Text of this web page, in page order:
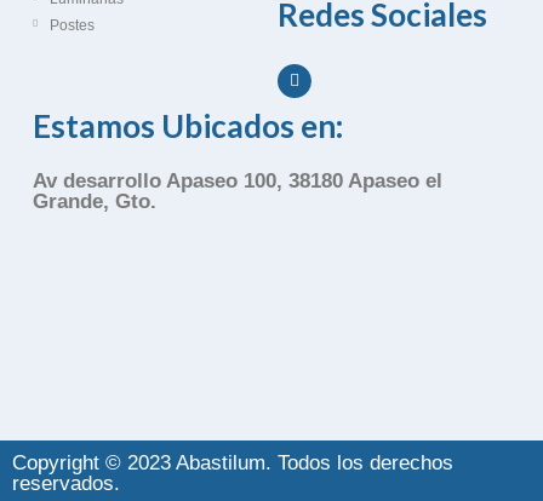
Postes
Redes Sociales
Estamos Ubicados en:
Av desarrollo Apaseo 100, 38180 Apaseo el
Grande, Gto.
Copyright © 2023 Abastilum. Todos los derechos
reservados.